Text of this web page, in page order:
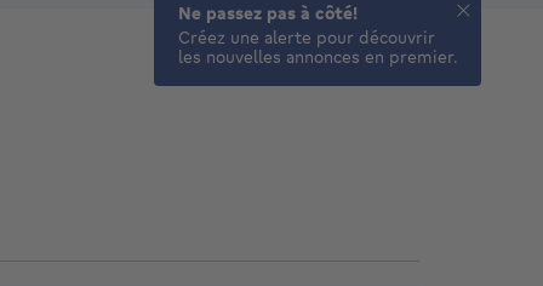
Ne passez pas à côté!
Créez une alerte pour découvrir
les nouvelles annonces en premier.